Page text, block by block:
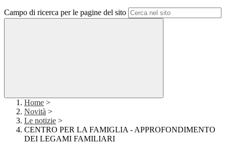
Campo di ricerca per le pagine del sito
Home >
Novità >
Le notizie >
CENTRO PER LA FAMIGLIA - APPROFONDIMENTO
DEI LEGAMI FAMILIARI